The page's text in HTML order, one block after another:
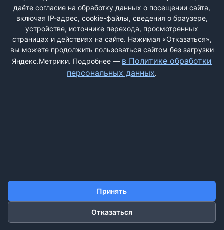
ДОБАВИТЬ ЖАЛОБУ
КОНТАКТЫ
даёте согласие на обработку данных о посещении сайта,
включая IP-адрес, cookie-файлы, сведения о браузере,
устройстве, источнике перехода, просмотренных
страницах и действиях на сайте. Нажимая «Отказаться»,
вы можете продолжить пользоваться сайтом без загрузки
Яндекс.Метрики. Подробнее — в Политике обработки
персональных данных.
Принять
Отказаться